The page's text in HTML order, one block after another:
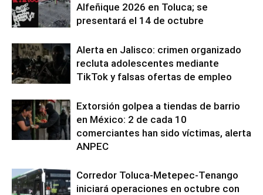
Alfeñique 2026 en Toluca; se
presentará el 14 de octubre
Alerta en Jalisco: crimen organizado
recluta adolescentes mediante
TikTok y falsas ofertas de empleo
Extorsión golpea a tiendas de barrio
en México: 2 de cada 10
comerciantes han sido víctimas, alerta
ANPEC
Corredor Toluca-Metepec-Tenango
iniciará operaciones en octubre con